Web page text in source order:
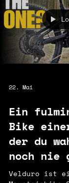
einzelne
ausgewählt.
Rogue, das
auch
einem
22. Mai
Ein
Bike
der du
noch nie
Velduro ist